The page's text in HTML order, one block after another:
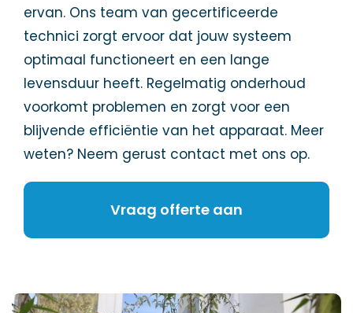
ervan. Ons team van gecertificeerde
technici zorgt ervoor dat jouw systeem
optimaal functioneert en een lange
levensduur heeft. Regelmatig onderhoud
voorkomt problemen en zorgt voor een
blijvende efficiëntie van het apparaat. Meer
weten? Neem gerust contact met ons op.
Vraag offerte aan